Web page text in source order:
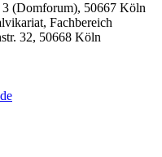
3 (Domforum), 50667 Köln
Fachbereich
32, 50668 Köln